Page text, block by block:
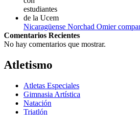
Nicaragüense Norchad Omier
Comentarios Recientes
No hay comentarios que mostrar.
Atletismo
Atletas Especiales
Gimnasia Artística
Natación​
Triatlón​